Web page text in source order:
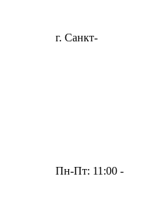
г. Санкт-
Пн-Пт: 11:00 -